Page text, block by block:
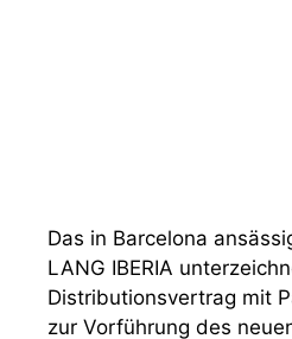
Das in Barcelona
LANG IBERIA
Distributionsvertrag mit
zur Vorführung des